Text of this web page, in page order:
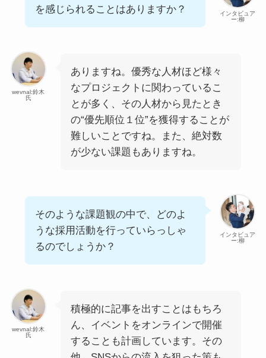
インタビュア
ー:柳
を感じられることはありますか？
wevnal:鈴木
氏
ありますね。優秀な人材ほど様々
なプロジェクトに関わっているこ
とが多く、その人材から見たとき
の“優先順位１位”を獲得することが
難しいことですね。また、絶対数
が少ない課題もありますね。
インタビュア
ー:柳
そのような課題観の中で、どのよ
うな採用活動を行っていらっしゃ
るのでしょうか？
wevnal:鈴木
氏
積極的に記事を出すことはもちろ
ん、イベントをオンラインで開催
することも計画しています。その